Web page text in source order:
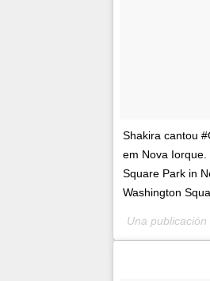
Shakira cantou
em Nova
Square Park in
Washington
Una